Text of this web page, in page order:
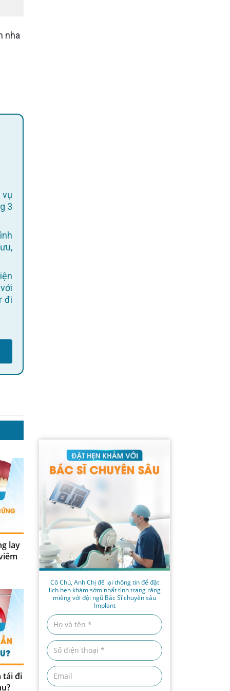
nha
vụ
3
đi
lay
tái đi
Cô Chú, Anh Chị để lại thông tin để đặt
lịch hẹn khám sớm nhất tình trạng răng
miệng với đội ngũ Bác Sĩ chuyên sâu
Implant